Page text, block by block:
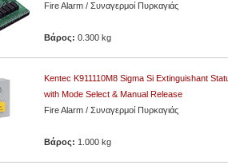
Fire Alarm / Συναγερμοί Πυρκαγιάς
Βάρος:0.300 kg
Kentec K911110M8 Sigma Si Extinguishant
with Mode Select & Manual Release
Fire Alarm / Συναγερμοί Πυρκαγιάς
Βάρος: 1.000 kg